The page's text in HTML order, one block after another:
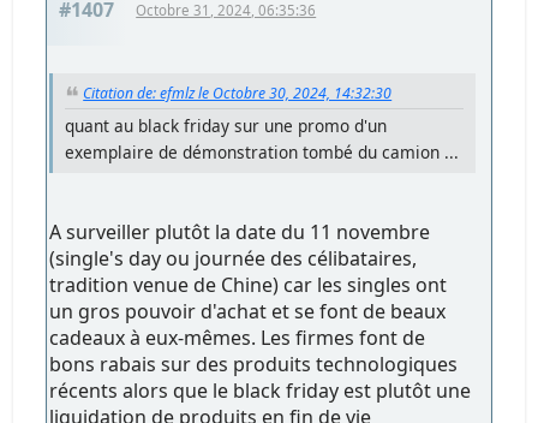
#1407 Octobre 31, 2024, 06:35:36
Citation de: efmlz le Octobre 30, 2024, 14:32:30
quant au black friday sur une promo d'un
exemplaire de démonstration tombé du camion ...
A surveiller plutôt la date du 11 novembre
(single's day ou journée des célibataires,
tradition venue de Chine) car les singles ont
un gros pouvoir d'achat et se font de beaux
cadeaux à eux-mêmes. Les firmes font de
bons rabais sur des produits technologiques
récents alors que le black friday est plutôt une
liquidation de produits en fin de vie